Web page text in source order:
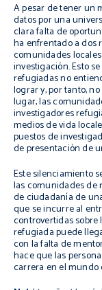
A pesar de tener un
datos por una
clara falta de
ha enfrentado a dos
comunidades
investigación. Esto
refugiadas no
lograr y, por tanto,
lugar, las
investigadores
medios de vida
puestos de
de presentación de
Este silenciamiento
las comunidades de
de ciudadanía de
que se incurre al
controvertidas
refugiada puede
con la falta de
hace que las
carrera en el mundo